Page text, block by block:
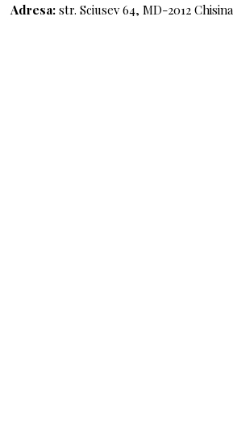
Adresa: str. Sciusev 64, MD-2012